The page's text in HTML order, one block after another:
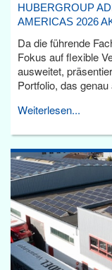
HUBERGROUP
AMERICAS 2026
Da die führende
Fokus auf flexible
ausweitet,
Portfolio, das
Weiterlesen...